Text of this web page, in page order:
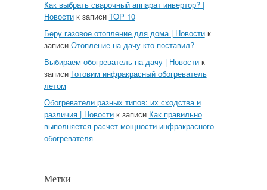
Как выбрать сварочный аппарат инвертор? |
Новостик записи TOP 10
Беру газовое отопление для дома | Новостик
записи Отопление на дачу кто поставил?
Выбираем обогреватель на дачу | Новостик
записи Готовим инфракрасный обогреватель
летом
Обогреватели разных типов: их сходства и
различия | Новостик записи Как правильно
выполняется расчет мощности инфракрасного
обогревателя
Метки